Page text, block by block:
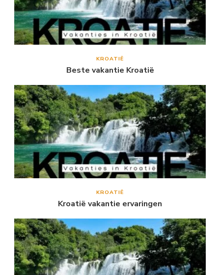
KROATIË
Beste vakantie Kroatië
KROATIË
Kroatië vakantie ervaringen